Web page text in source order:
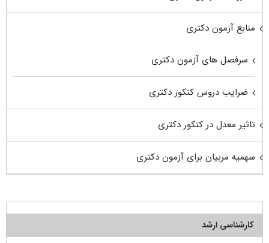
منابع آزمون دکتری
سرفصل های آزمون دکتری
ضرایب دروس کنکور دکتری
تاثیر معدل در کنکور دکتری
سهمیه مربیان برای آزمون دکتری
کارشناسی ارشد